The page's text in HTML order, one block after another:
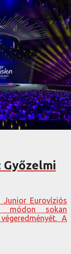
Eurovíziós
módon sokan
A